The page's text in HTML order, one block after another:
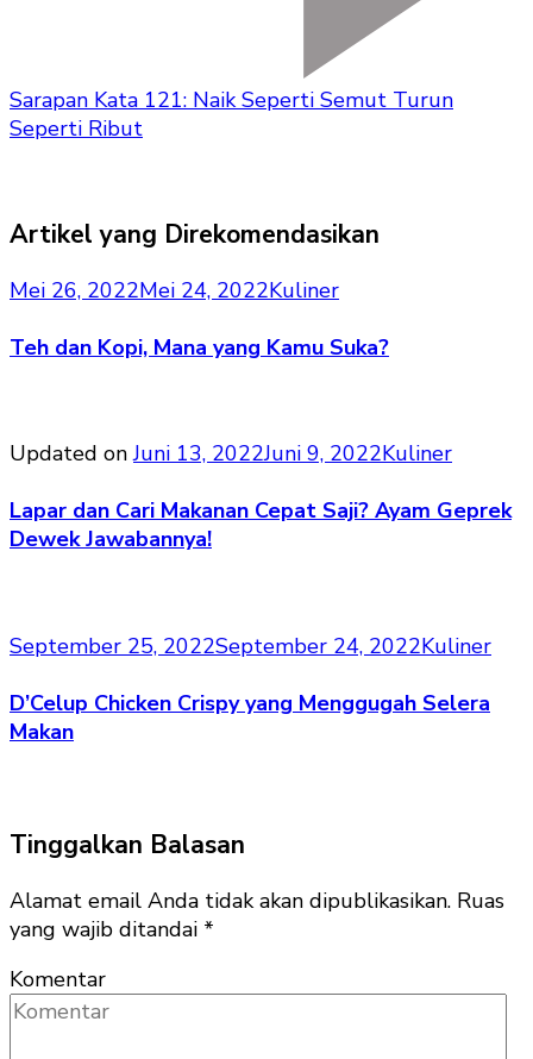
Sarapan Kata 121: Naik Seperti Semut Turun
Seperti Ribut
Artikel yang Direkomendasikan
Mei 26, 2022Mei 24, 2022Kuliner
Teh dan Kopi, Mana yang Kamu Suka?
Updated onJuni 13, 2022Juni 9, 2022Kuliner
Lapar dan Cari Makanan Cepat Saji? Ayam Geprek
Dewek Jawabannya!
September 25, 2022September 24, 2022Kuliner
D’Celup Chicken Crispy yang Menggugah Selera
Makan
Tinggalkan Balasan
Alamat email Anda tidak akan dipublikasikan. Ruas
yang wajib ditandai *
Komentar